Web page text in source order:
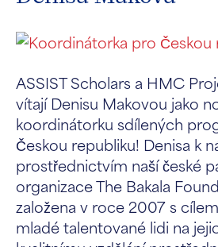
ASSIST Scholars a HMC
vítají Denisu Makovou jako
koordinátorku sdílených
Českou republiku! Denisa k
prostřednictvím naší české
organizace The Bakala
založena v roce 2007 s
mladé talentované lidi na